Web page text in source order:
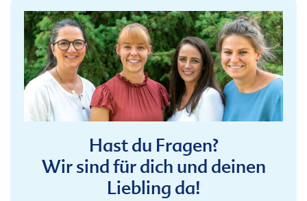
Hast du Fragen?
Wir sind für dich und deinen
Liebling da!